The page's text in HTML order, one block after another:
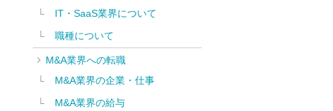
IT・SaaS業界について
職種について
M&A業界への転職
M&A業界の企業・仕事
M&A業界の給与